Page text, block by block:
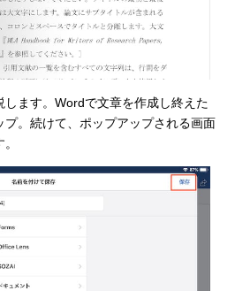
します。Wordで文章を作成し終えた
プ。続けて、ポップアップされる画面